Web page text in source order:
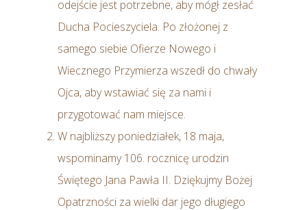
odejście jest potrzebne, aby mógł zesłać
Ducha Pocieszyciela. Po złożonej z
samego siebie Ofierze Nowego i
Wiecznego Przymierza wszedł do chwały
Ojca, aby wstawiać się za nami i
przygotować nam miejsce.
W najbliższy poniedziałek, 18 maja,
wspominamy 106. rocznicę urodzin
Świętego Jana Pawła II. Dziękujmy Bożej
Opatrzności za wielki dar jego długiego